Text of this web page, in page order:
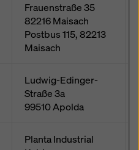
Frauenstraße 35
82216Maisach
Postbus115, 82213
Maisach
Ludwig-Edinger-
Straße 3a
99510Apolda
Planta Industrial